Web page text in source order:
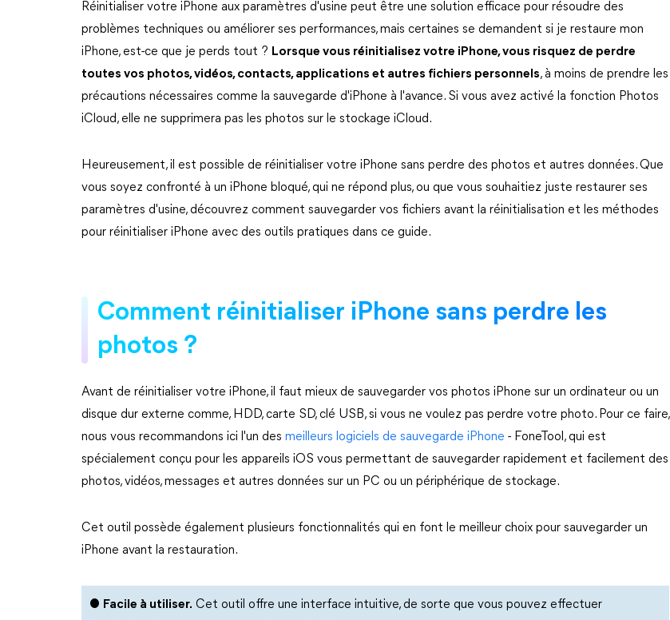
Réinitialiser votre iPhone aux paramètres d'usine peut être une solution efficace pour résoudre des
problèmes techniques ou améliorer ses performances, mais certaines se demandent si je restaure mon
iPhone, est-ce que je perds tout ? Lorsque vous réinitialisez votre iPhone, vous risquez de perdre
toutes vos photos, vidéos, contacts, applications et autres fichiers personnels, à moins de prendre les
précautions nécessaires comme la sauvegarde d'iPhone à l'avance. Si vous avez activé la fonction Photos
iCloud, elle ne supprimera pas les photos sur le stockage iCloud.
Heureusement, il est possible de réinitialiser votre iPhone sans perdre des photos et autres données. Que
vous soyez confronté à un iPhone bloqué, qui ne répond plus, ou que vous souhaitiez juste restaurer ses
paramètres d'usine, découvrez comment sauvegarder vos fichiers avant la réinitialisation et les méthodes
pour réinitialiser iPhone avec des outils pratiques dans ce guide.
Comment réinitialiser iPhone sans perdre les
photos ?
Avant de réinitialiser votre iPhone, il faut mieux de sauvegarder vos photos iPhone sur un ordinateur ou un
disque dur externe comme, HDD, carte SD, clé USB, si vous ne voulez pas perdre votre photo. Pour ce faire,
nous vous recommandons ici l'un des meilleurs logiciels de sauvegarde iPhone - FoneTool, qui est
spécialement conçu pour les appareils iOS vous permettant de sauvegarder rapidement et facilement des
photos, vidéos, messages et autres données sur un PC ou un périphérique de stockage.
Cet outil possède également plusieurs fonctionnalités qui en font le meilleur choix pour sauvegarder un
iPhone avant la restauration.
● Facile à utiliser. Cet outil offre une interface intuitive, de sorte que vous pouvez effectuer